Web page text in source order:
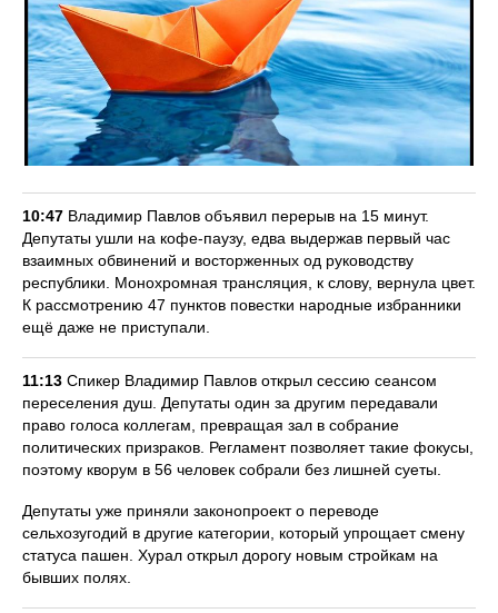
10:47 Владимир Павлов объявил перерыв на 15 минут.
Депутаты ушли на кофе-паузу, едва выдержав первый час
взаимных обвинений и восторженных од руководству
республики. Монохромная трансляция, к слову, вернула цвет.
К рассмотрению 47 пунктов повестки народные избранники
ещё даже не приступали.
11:13 Спикер Владимир Павлов открыл сессию сеансом
переселения душ. Депутаты один за другим передавали
право голоса коллегам, превращая зал в собрание
политических призраков. Регламент позволяет такие фокусы,
поэтому кворум в 56 человек собрали без лишней суеты.
Депутаты уже приняли законопроект о переводе
сельхозугодий в другие категории, который упрощает смену
статуса пашен. Хурал открыл дорогу новым стройкам на
бывших полях.